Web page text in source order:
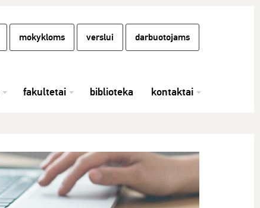
mokykloms verslui darbuotojams
fakultetai biblioteka kontaktai